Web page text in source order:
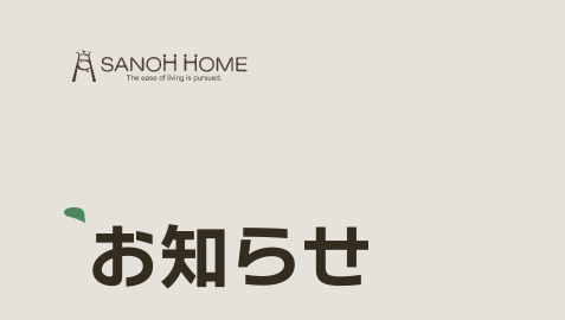
お知らせ